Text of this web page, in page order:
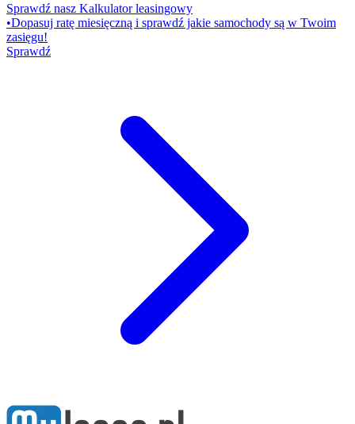
Sprawdź nasz Kalkulator leasingowy
•Dopasuj ratę miesięczną i sprawdź jakie samochody są w Twoim
zasięgu!
Sprawdź